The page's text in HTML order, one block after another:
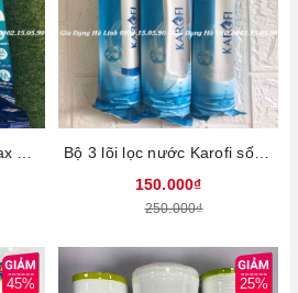
Bộ 3 lõi lọc nước Karofi số 123, Loại bỏ bùn đất, gỉ sét, mùi clo, kim loại nặng, Thời gian thay lõi 6 tháng
150.000₫
250.000₫
45% 25%